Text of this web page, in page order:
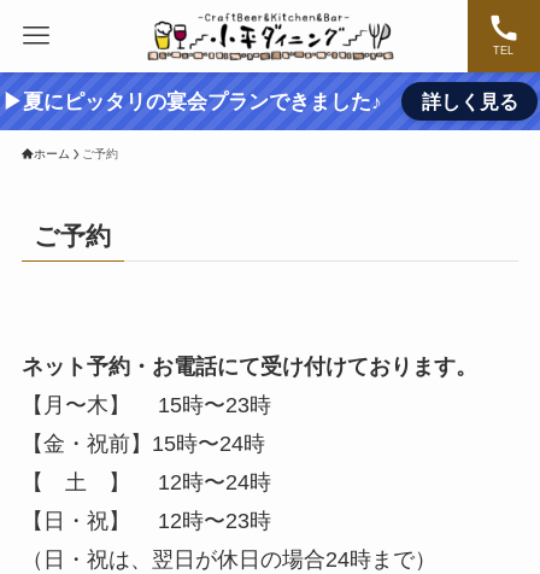
TEL
▶夏にピッタリの宴会プランできました♪ 詳しく見る
ホーム ご予約
ご予約
ネット予約・お電話にて受け付けております。
【月〜木】 15時〜23時
【金・祝前】15時〜24時
【 土 】 12時〜24時
【日・祝】 12時〜23時
（日・祝は、翌日が休日の場合24時まで）